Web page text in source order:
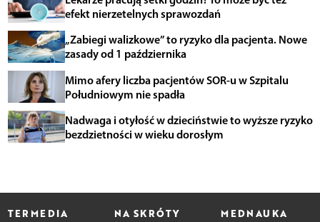
efekt nierzetelnych sprawozdań
„Zabiegi walizkowe” to ryzyko dla pacjenta. Nowe
zasady od 1 października
Mimo afery liczba pacjentów SOR-u w Szpitalu
Południowym nie spadła
Nadwaga i otyłość w dzieciństwie to wyższe ryzyko
bezdzietności w wieku dorosłym
TERMEDIA NA SKRÓTY MEDNAUKA